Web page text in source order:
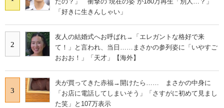
「好きに生きんしゃい」
2
友人の結婚式へお呼ばれ→「エレガントな格好で来
て！」と言われ、当日……まさかの参列姿に「いやすご
おおお！」「天才」【海外】
3
夫が買ってきた赤福→開けたら…… まさかの中身に
「お店に電話してしまいそう」「さすがに初めて見まし
た笑」と107万表示